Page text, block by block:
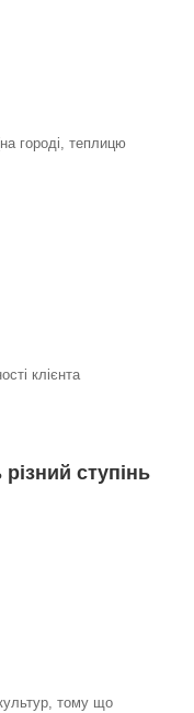
городі, теплицю
клієнта
ступінь
тому що